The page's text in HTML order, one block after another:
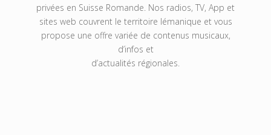
privées en Suisse Romande. Nos radios, TV, App et
sites web couvrent le territoire lémanique et vous
propose une offre variée de contenus musicaux,
d’infos et
d’actualités régionales.